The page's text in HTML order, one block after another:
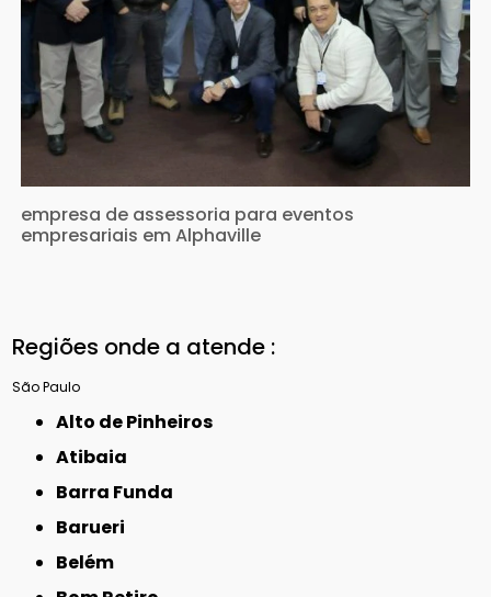
empresa de assessoria para eventos
empresariais em Alphaville
Regiões onde a atende :
São Paulo
Alto de Pinheiros
Atibaia
Barra Funda
Barueri
Belém